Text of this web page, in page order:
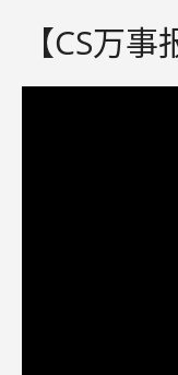
【CS万